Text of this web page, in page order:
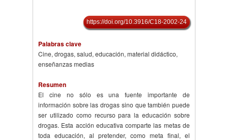
https://doi.org/10.3916/C18-2002-24
Palabras clave
Cine, drogas, salud, educación, material didáctico,
enseñanzas medias
Resumen
El cine no sólo es una fuente importante de
información sobre las drogas sino que también puede
ser utilizado como recurso para la educación sobre
drogas. Esta acción educativa comparte las metas de
toda educación, al pretender, como meta final, el